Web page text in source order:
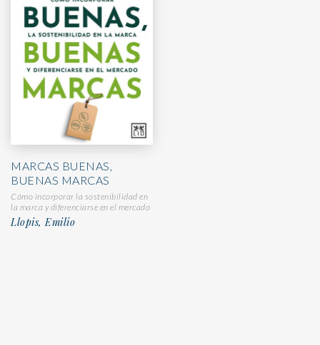
MARCAS BUENAS,
BUENAS MARCAS
Cómo incorporar la sostenibilidad en
la marca y diferenciarse en el mercado
Llopis, Emilio